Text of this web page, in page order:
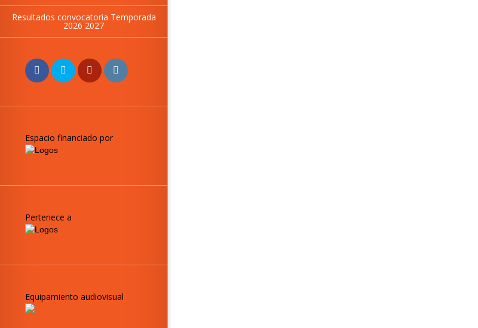
Resultados convocatoria Temporada
2026 2027
Espacio financiado por
Pertenece a
Equipamiento audiovisual